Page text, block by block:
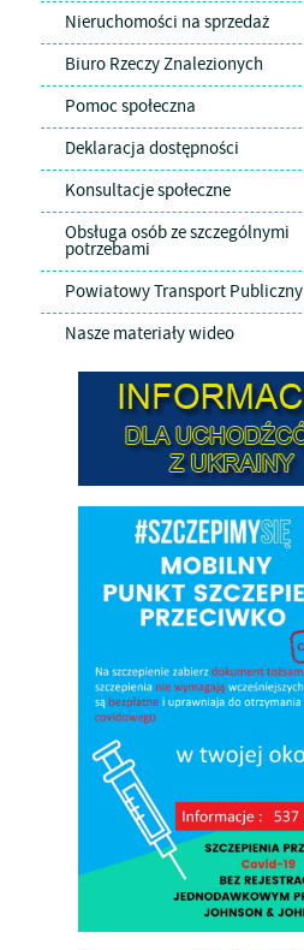
Nieruchomości na sprzedaż
Biuro Rzeczy Znalezionych
Pomoc społeczna
Deklaracja dostępności
Konsultacje społeczne
Obsługa osób ze szczególnymi
potrzebami
Powiatowy Transport Publiczny
Nasze materiały wideo